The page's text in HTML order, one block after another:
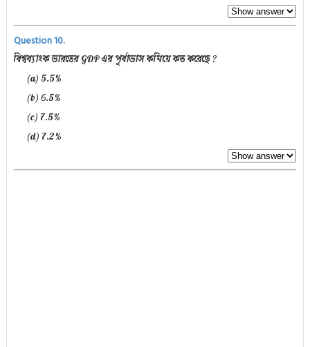
Question 10.
বিশ্বব্যাংক ভারতের GDP এর পূর্বাভাস কমিয়ে কত করেছে ?
(a) 5.5%
(b) 6.5%
(c) 7.5%
(d) 7.2%